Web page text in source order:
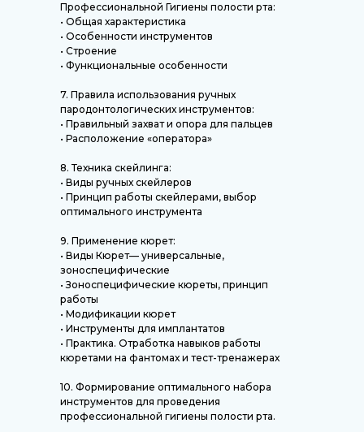
Профессиональной Гигиены полости рта:
• Общая характеристика
• Особенности инструментов
• Строение
• Функциональные особенности
7. Правила использования ручных
пародонтологических инструментов:
• Правильный захват и опора для пальцев
• Расположение «оператора»
8. Техника скейлинга:
• Виды ручных скейлеров
• Принцип работы скейлерами, выбор
оптимального инструмента
9. Применение кюрет:
• Виды Кюрет— универсальные,
зоноспецифические
• Зоноспецифические кюреты, принцип
работы
• Модификации кюрет
• Инструменты для имплантатов
• Практика. Отработка навыков работы
кюретами на фантомах и тест-тренажерах
10. Формирование оптимального набора
инструментов для проведения
профессиональной гигиены полости рта.